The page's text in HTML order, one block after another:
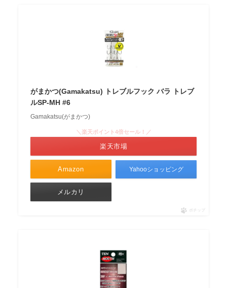
がまかつ(Gamakatsu) トレブルフック バラ トレブ
ルSP-MH #6
Gamakatsu(がまかつ)
Amazon
＼楽天ポイント4倍セール！／
楽天市場
Yahooショッピング
メルカリ
ポチップ